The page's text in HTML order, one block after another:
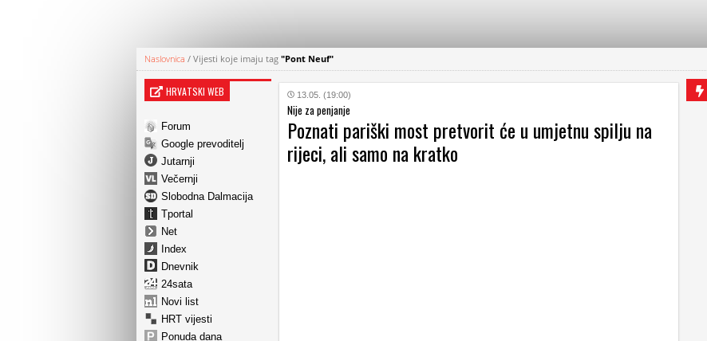
Naslovnica / Vijesti koje imaju tag "Pont Neuf"
HRVATSKI WEB
Forum
Google prevoditelj
Jutarnji
Večernji
Slobodna Dalmacija
Tportal
Net
Index
Dnevnik
24sata
Novi list
HRT vijesti
Ponuda dana
13.05. (19:00)
Nije za penjanje
Poznati pariški most pretvorit će u umjetnu spilju na
rijeci, ali samo na kratko